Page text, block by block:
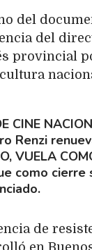
del
del
provincial
CINE
Renzi
VUELA
como cierre
de